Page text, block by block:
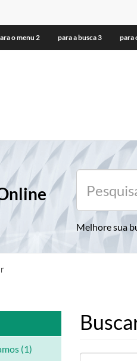
o menu2 para a busca3 para
Melhore sua
(1)